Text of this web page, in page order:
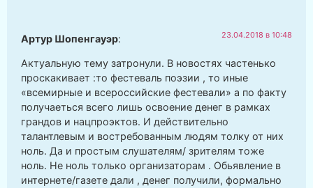
Артур Шопенгауэр: 23.04.2018 в 10:48
Актуальную тему затронули. В новостях частенько
проскакивает :то фестеваль поэзии , то иные
«всемирные и всероссийские фестевали» а по факту
получаеться всего лишь освоение денег в рамках
грандов и нацпроэктов. И действительно
талантлевым и востребованным людям толку от них
ноль. Да и простым слушателям/ зрителям тоже
ноль. Не ноль только организаторам . Обьявление в
интернете/газете дали , денег получили, формально